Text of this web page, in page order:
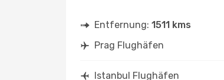
Entfernung: 1511 kms
Prag Flughäfen
Istanbul Flughäfen